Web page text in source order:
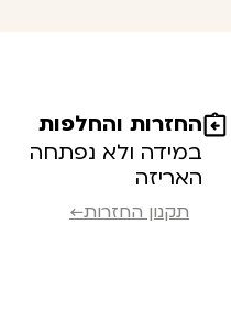
החזרות והחלפות
במידה ולא נפתחה
האריזה
תקנון החזרות←